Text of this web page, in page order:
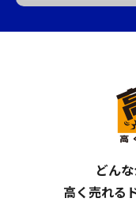
どん
高く売れる